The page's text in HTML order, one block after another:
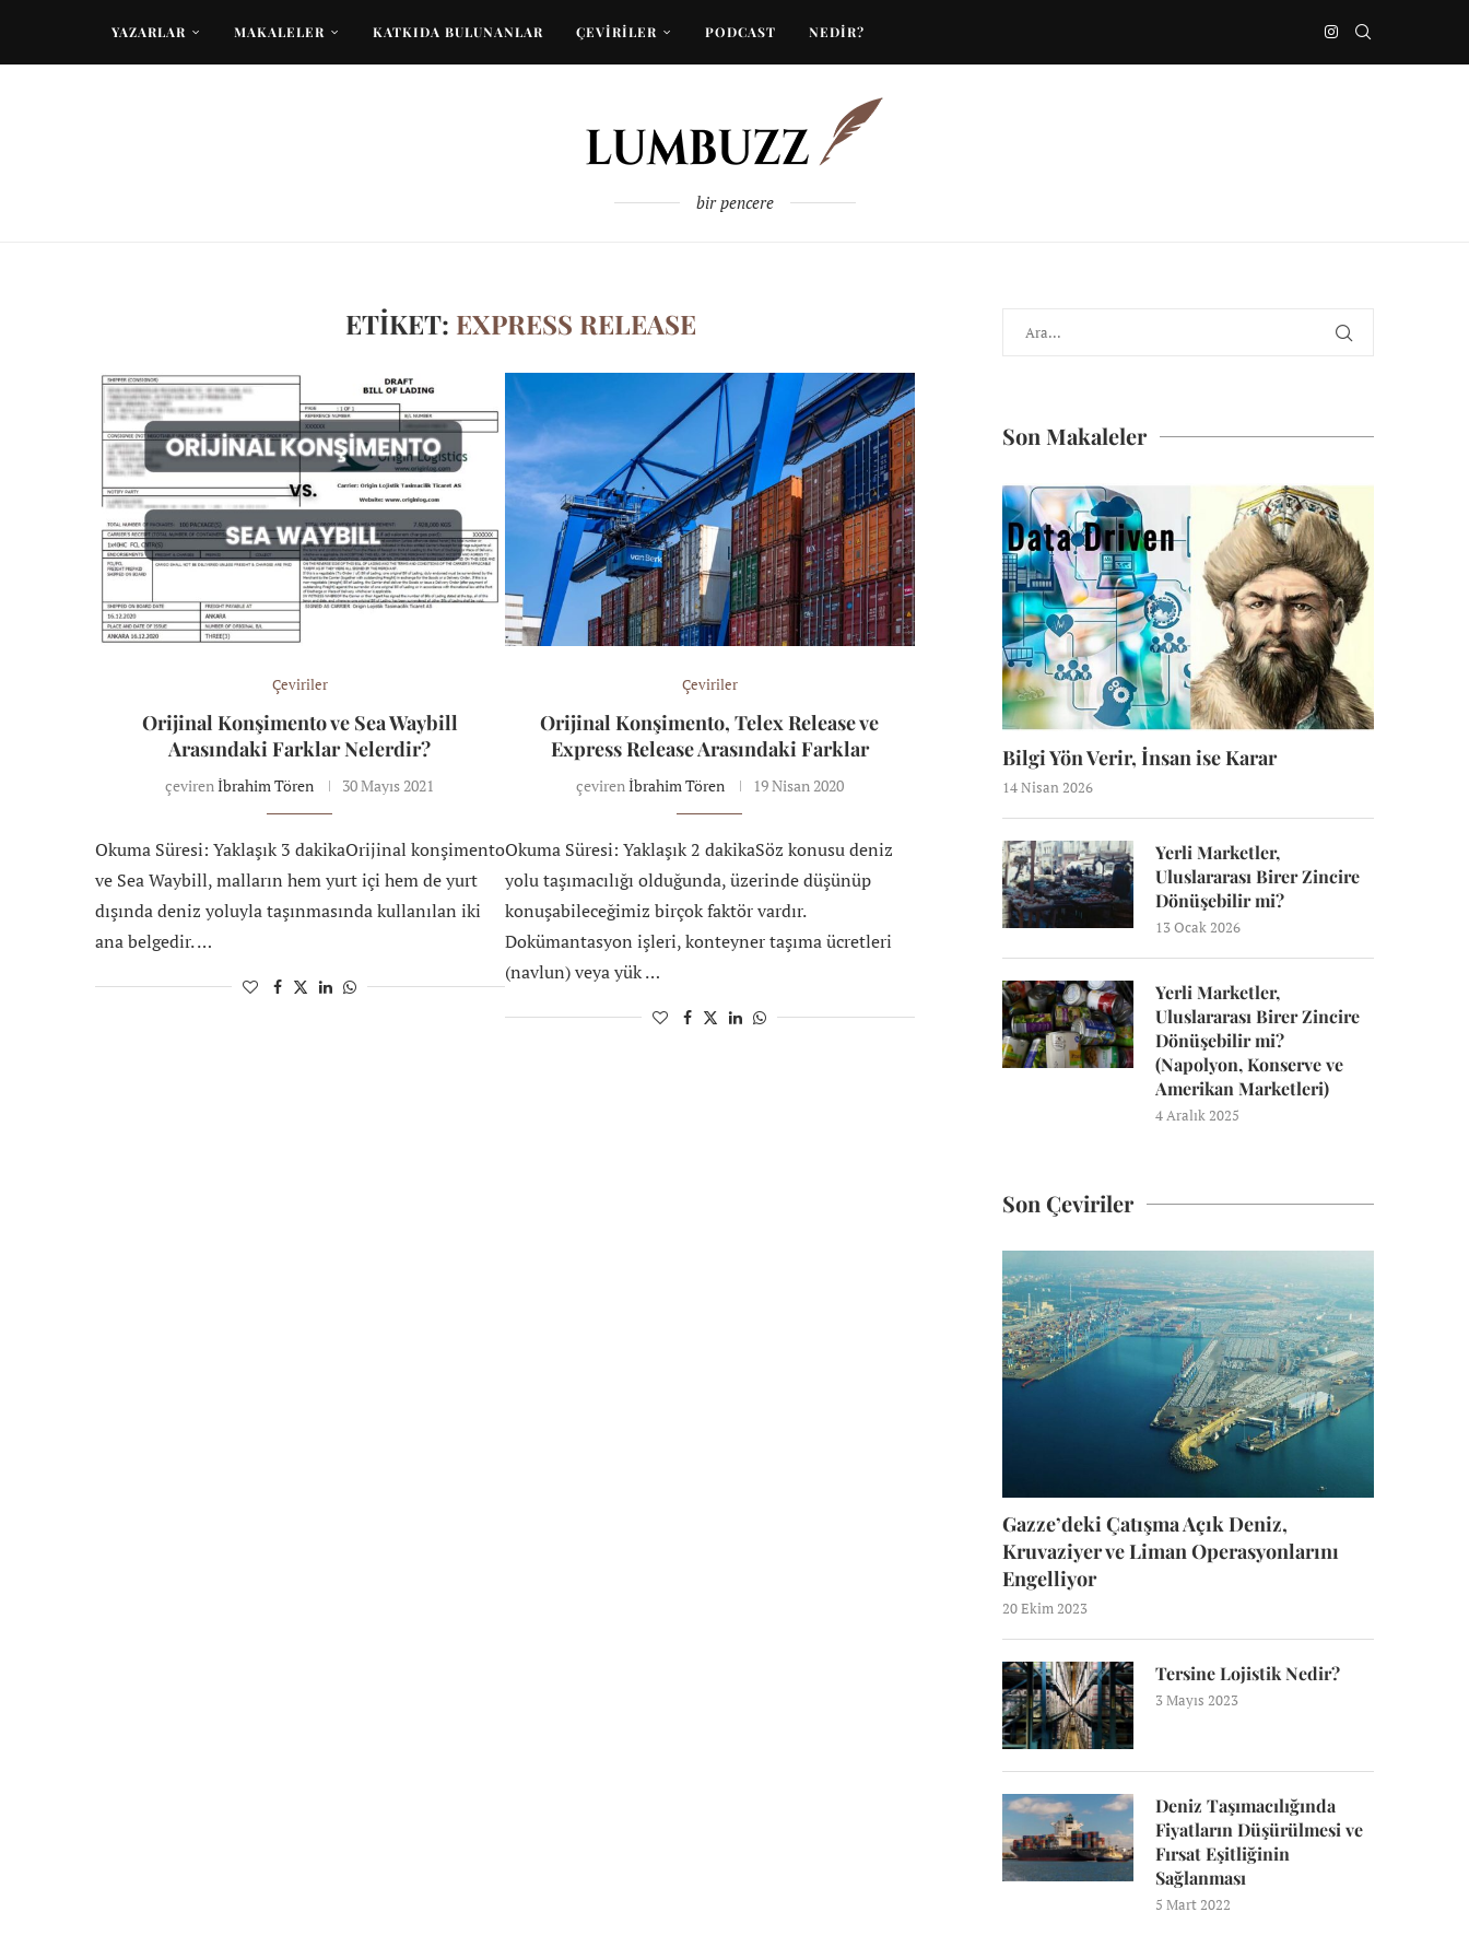
YAZARLAR MAKALELER KATKIDA BULUNANLAR ÇEVİRİLER PODCAST NEDİR?
bir pencere
ETIKET: EXPRESS RELEASE
Çeviriler
Orijinal Konşimento ve Sea Waybill
Arasındaki Farklar Nelerdir?
çevirenİbrahim Tören 30 Mayıs 2021
Okuma Süresi: Yaklaşık 3 dakikaOrijinal konşimento
ve Sea Waybill, malların hem yurt içi hem de yurt
dışında deniz yoluyla taşınmasında kullanılan iki
ana belgedir. …
Çeviriler
Orijinal Konşimento, Telex Release ve
Express Release Arasındaki Farklar
çevirenİbrahim Tören 19 Nisan 2020
Okuma Süresi: Yaklaşık 2 dakikaSöz konusu deniz
yolu taşımacılığı olduğunda, üzerinde düşünüp
konuşabileceğimiz birçok faktör vardır.
Dokümantasyon işleri, konteyner taşıma ücretleri
(navlun) veya yük …
Son Makaleler
Bilgi Yön Verir, İnsan ise Karar
14 Nisan 2026
Yerli Marketler,
Uluslararası Birer Zincire
Dönüşebilir mi?
13 Ocak 2026
Yerli Marketler,
Uluslararası Birer Zincire
Dönüşebilir mi?
(Napolyon, Konserve ve
Amerikan Marketleri)
4 Aralık 2025
Son Çeviriler
Gazze’deki Çatışma Açık Deniz,
Kruvaziyer ve Liman Operasyonlarını
Engelliyor
20 Ekim 2023
Tersine Lojistik Nedir?
3 Mayıs 2023
Deniz Taşımacılığında
Fiyatların Düşürülmesi ve
Fırsat Eşitliğinin
Sağlanması
5 Mart 2022